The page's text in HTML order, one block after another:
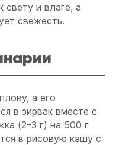
свету и влаге, а
свежесть.
а его
в зирвак вместе с
(2–3 г) на 500 г
в рисовую кашу с